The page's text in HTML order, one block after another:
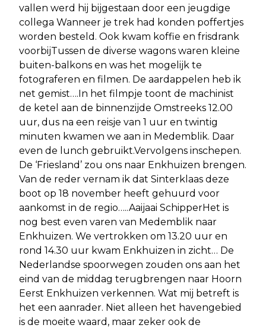
vallen werd hij bijgestaan door een jeugdige
collega Wanneer je trek had konden poffertjes
worden besteld. Ook kwam koffie en frisdrank
voorbijTussen de diverse wagons waren kleine
buiten-balkons en was het mogelijk te
fotograferen en filmen. De aardappelen heb ik
net gemist….In het filmpje toont de machinist
de ketel aan de binnenzijde Omstreeks 12.00
uur, dus na een reisje van 1 uur en twintig
minuten kwamen we aan in Medemblik. Daar
even de lunch gebruikt.Vervolgens inschepen.
De ‘Friesland’ zou ons naar Enkhuizen brengen.
Van de reder vernam ik dat Sinterklaas deze
boot op 18 november heeft gehuurd voor
aankomst in de regio…..Aaijaai SchipperHet is
nog best even varen van Medemblik naar
Enkhuizen. We vertrokken om 13.20 uur en
rond 14.30 uur kwam Enkhuizen in zicht… De
Nederlandse spoorwegen zouden ons aan het
eind van de middag terugbrengen naar Hoorn
Eerst Enkhuizen verkennen. Wat mij betreft is
het een aanrader. Niet alleen het havengebied
is de moeite waard, maar zeker ook de